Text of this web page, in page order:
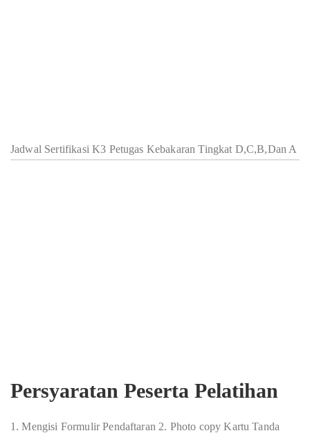
Jadwal Sertifikasi K3 Petugas Kebakaran Tingkat D,C,B,Dan A
Persyaratan Peserta Pelatihan
1. Mengisi Formulir Pendaftaran 2. Photo copy Kartu Tanda